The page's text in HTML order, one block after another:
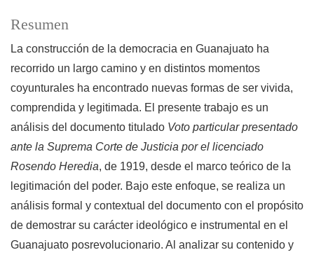
Resumen
La construcción de la democracia en Guanajuato ha
recorrido un largo camino y en distintos momentos
coyunturales ha encontrado nuevas formas de ser vivida,
comprendida y legitimada. El presente trabajo es un
análisis del documento titulado Voto particular presentado
ante la Suprema Corte de Justicia por el licenciado
Rosendo Heredia, de 1919, desde el marco teórico de la
legitimación del poder. Bajo este enfoque, se realiza un
análisis formal y contextual del documento con el propósito
de demostrar su carácter ideológico e instrumental en el
Guanajuato posrevolucionario. Al analizar su contenido y